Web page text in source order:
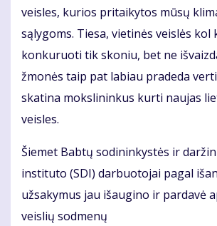
veisles, kurios pritaikytos mūsų
sąlygoms. Tiesa, vietinės veislės kol
konkuruoti tik skoniu, bet ne
žmonės taip pat labiau pradeda
skatina mokslininkus kurti naujas
veisles.
Šiemet Babtų sodininkystės ir
instituto (SDI) darbuotojai pagal
užsakymus jau išaugino ir pardavė
veislių sodmenų